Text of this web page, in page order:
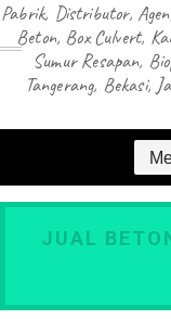
Pabrik, Distributor,
Beton, Box Culvert,
Sumur Resapan,
Tangerang, Bekasi,
JUAL